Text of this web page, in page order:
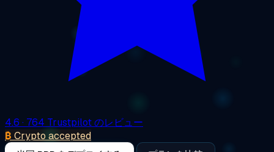
4.6 · 764 Trustpilot のレビュー
₿ Crypto accepted